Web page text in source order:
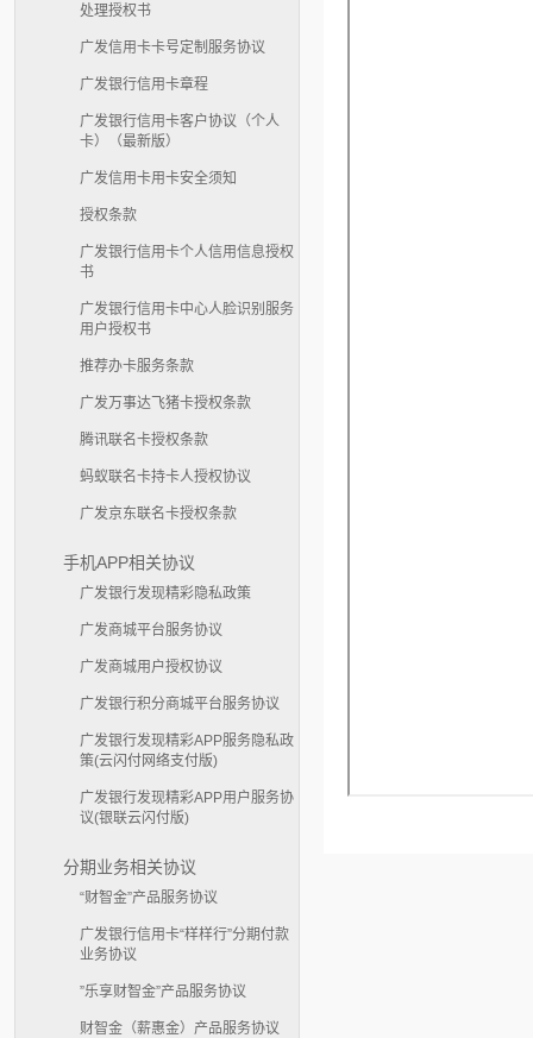
处理授权书
广发信用卡卡号定制服务协议
广发银行信用卡章程
广发银行信用卡客户协议（个人
卡）（最新版）
广发信用卡用卡安全须知
授权条款
广发银行信用卡个人信用信息授权
书
广发银行信用卡中心人脸识别服务
用户授权书
推荐办卡服务条款
广发万事达飞猪卡授权条款
腾讯联名卡授权条款
蚂蚁联名卡持卡人授权协议
广发京东联名卡授权条款
手机APP相关协议
广发银行发现精彩隐私政策
广发商城平台服务协议
广发商城用户授权协议
广发银行积分商城平台服务协议
广发银行发现精彩APP服务隐私政
策(云闪付网络支付版)
广发银行发现精彩APP用户服务协
议(银联云闪付版)
分期业务相关协议
“财智金”产品服务协议
广发银行信用卡“样样行”分期付款
业务协议
”乐享财智金”产品服务协议
财智金（薪惠金）产品服务协议